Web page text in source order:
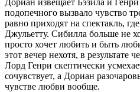
подопеч­ного вызвало чувство
равно приходят на спектакль,
Джульетту. Сибилла больше не
просто хочет любить и быть
этот вечер нехотя, в результате
Лорд Генри скептически
сочувствует, а Дориан
чувстве любви вообще.